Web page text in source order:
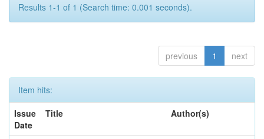
Results 1-1 of 1 (Search time: 0.001 seconds).
previous 1 next
Item hits:
Issue
Date
Title Author(s)